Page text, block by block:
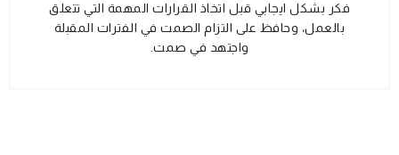
فكر بشكل ايجابي قبل اتخاذ القرارات المهمة التي تتعلق
بالعمل، وحافظ على التزام الصمت في الفترات المقبلة
واجتهد في صمت.